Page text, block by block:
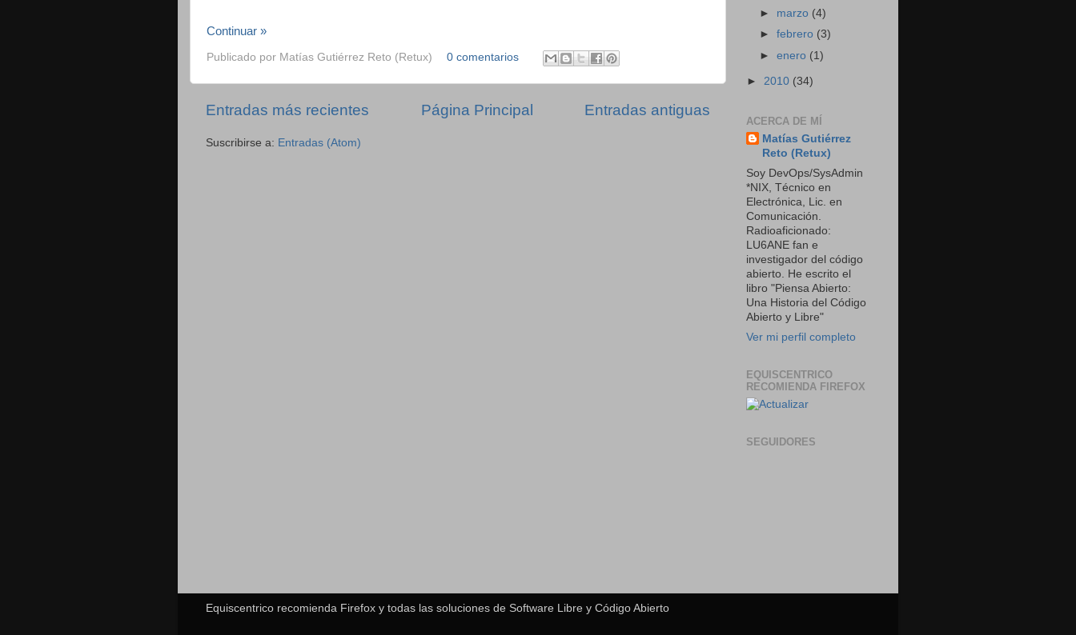
Continuar »
Publicado por Matías Gutiérrez Reto (Retux) 0 comentarios
Entradas más recientes Entradas antiguas
Página Principal
Suscribirse a: Entradas (Atom)
► marzo (4)
►febrero (3)
►enero (1)
► 2010 (34)
ACERCA DE MÍ
Matías Gutiérrez
Reto (Retux)
Soy DevOps/SysAdmin
*NIX, Técnico en
Electrónica, Lic. en
Comunicación.
Radioaficionado:
LU6ANE fan e
investigador del código
abierto. He escrito el
libro "Piensa Abierto:
Una Historia del Código
Abierto y Libre"
Ver mi perfil completo
EQUISCENTRICO
RECOMIENDA FIREFOX
SEGUIDORES
Equiscentrico recomienda Firefox y todas las soluciones de Software Libre y Código Abierto